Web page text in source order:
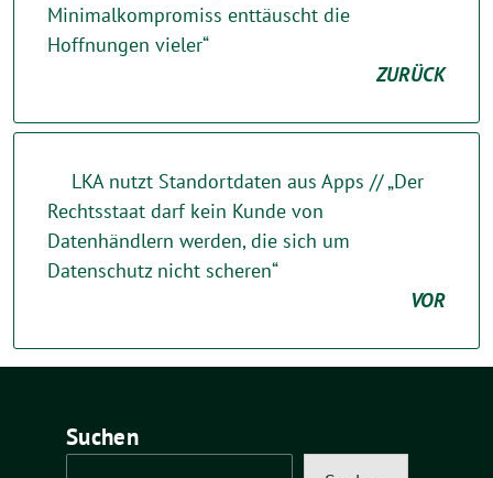
Minimalkompromiss enttäuscht die
Hoffnungen vieler“
ZURÜCK
LKA nutzt Standortdaten aus Apps // „Der
Rechtsstaat darf kein Kunde von
Datenhändlern werden, die sich um
Datenschutz nicht scheren“
VOR
Suchen